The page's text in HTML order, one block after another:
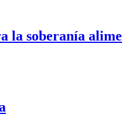
la soberanía